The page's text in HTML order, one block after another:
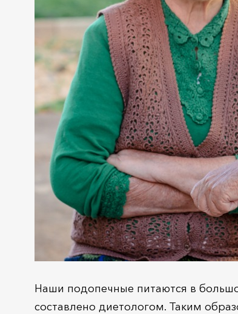
Наши подопечные питаются в
составлено диетологом. Таким